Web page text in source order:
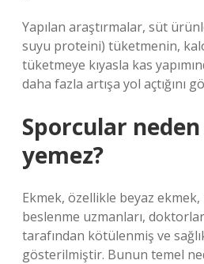
Yapılan araştırmalar, süt
suyu proteini) tüketmenin,
tüketmeye kıyasla kas
daha fazla artışa yol açtığını
Sporcular
yemez?
Ekmek, özellikle beyaz
beslenme uzmanları,
tarafından kötülenmiş ve
gösterilmiştir. Bunun temel